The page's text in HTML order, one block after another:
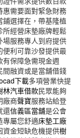
需要面對緊急財務
選擇在，帶基隆植
經營床墊廠牌輕鬆
服務專人到府提供
便利可靠沙發提供最
有保障急需現金週
間融資或是當舖借錢
下載多項營業快提
林汽車借款民眾能夠
廠商聲寶服務站給登
還信義區當舖是公會
專屬您舒適床墊工廠
資金短缺危機提供樹